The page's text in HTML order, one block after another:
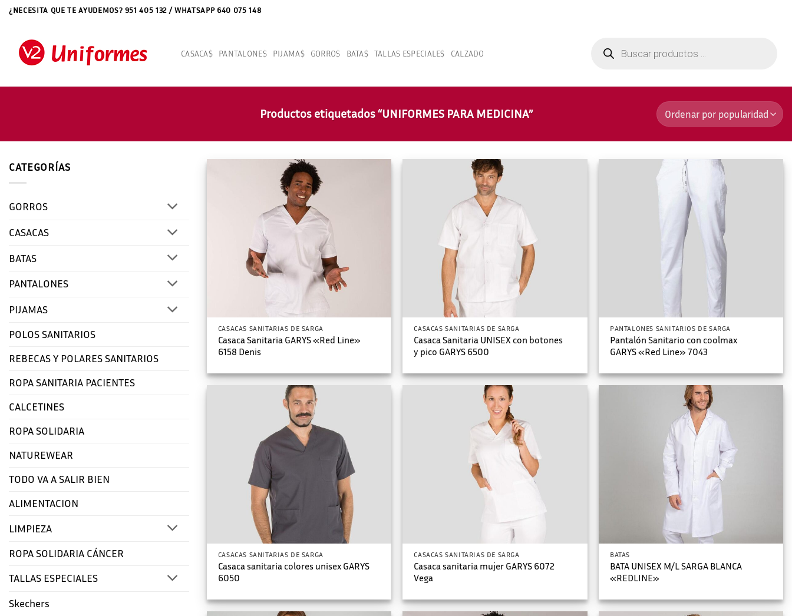
Saltar
contenido
¿NECESITA QUE TE AYUDEMOS? 951 405 132 / WHATSAPP 640 075 148
CASACAS PANTALONES PIJAMAS GORROS BATAS TALLAS ESPECIALES CALZADO
productos
Productos etiquetados “UNIFORMES PARA MEDICINA”
CATEGORÍAS
GORROS
CASACAS
BATAS
PANTALONES
PIJAMAS
POLOS SANITARIOS
REBECAS Y POLARES SANITARIOS
ROPA SANITARIA PACIENTES
CALCETINES
ROPA SOLIDARIA
NATUREWEAR
TODO VA A SALIR BIEN
ALIMENTACION
LIMPIEZA
ROPA SOLIDARIA CÁNCER
TALLAS ESPECIALES
Skechers
CASACAS SANITARIAS DE SARGA
Casaca Sanitaria GARYS «Red Line»
6158 Denis
CASACAS SANITARIAS DE SARGA
Casaca Sanitaria UNISEX con botones
y pico GARYS 6500
PANTALONES SANITARIOS DE SARGA
Pantalón Sanitario con coolmax
GARYS «Red Line» 7043
CASACAS SANITARIAS DE SARGA
Casaca sanitaria colores unisex GARYS
6050
CASACAS SANITARIAS DE SARGA
Casaca sanitaria mujer GARYS 6072
Vega
BATAS
BATA UNISEX M/L SARGA BLANCA
«REDLINE»